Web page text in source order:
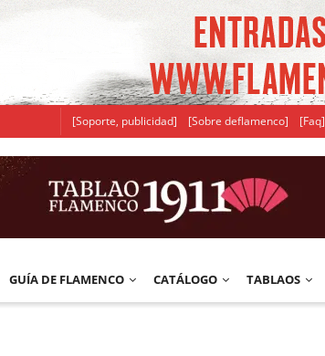
[Soporte, publicidad] [Sobre deflamenco] [Faq]
GUÍA DE FLAMENCO CATÁLOGO TABLAOS